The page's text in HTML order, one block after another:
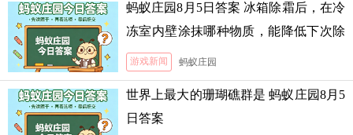
蚂蚁庄园8月5日答案 冰箱除霜后，在冷
冻室内壁涂抹哪种物质，能降低下次除
霜的难度
游戏新闻 蚂蚁庄园
世界上最大的珊瑚礁群是 蚂蚁庄园8月5
日答案